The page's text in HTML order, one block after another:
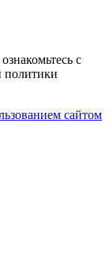
с
политики
сайтом